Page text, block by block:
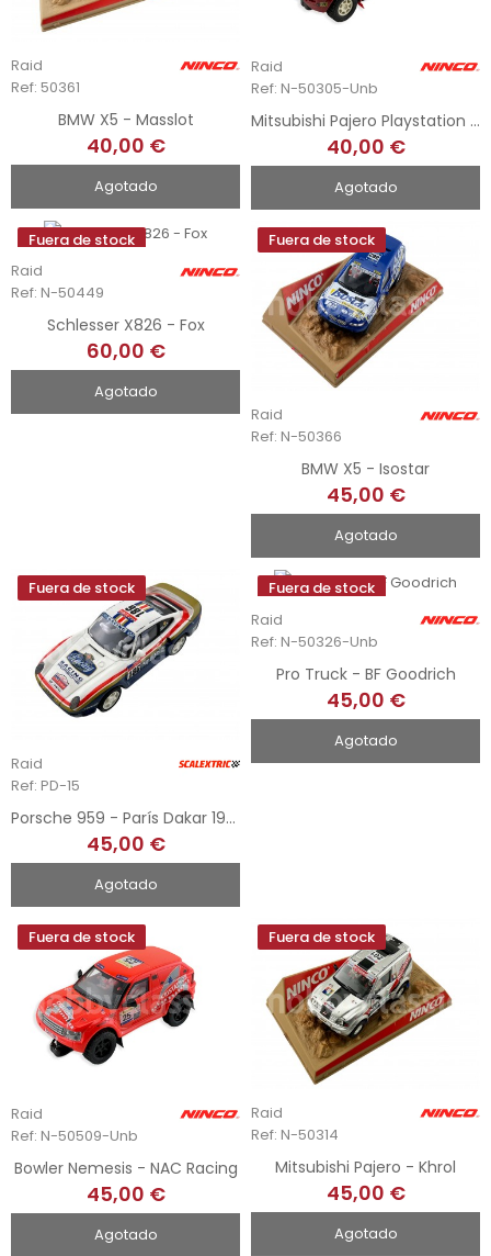
Raid
Ref: 50361
BMW X5 - Masslot
40,00 €
Agotado
Raid
Ref: N-50305-Unb
Mitsubishi Pajero Playstation 2- Jutta Kleinschmidt
40,00 €
Agotado
Fuera de stock
Raid
Ref: N-50449
Schlesser X826 - Fox
60,00 €
Agotado
Fuera de stock
Raid
Ref: N-50366
BMW X5 - Isostar
45,00 €
Agotado
Fuera de stock
Raid
Ref: PD-15
Porsche 959 - París Dakar 1986
45,00 €
Agotado
Fuera de stock
Raid
Ref: N-50326-Unb
Pro Truck - BF Goodrich
45,00 €
Agotado
Fuera de stock
Raid
Ref: N-50509-Unb
Bowler Nemesis - NAC Racing
45,00 €
Agotado
Fuera de stock
Raid
Ref: N-50314
Mitsubishi Pajero - Khrol
45,00 €
Agotado